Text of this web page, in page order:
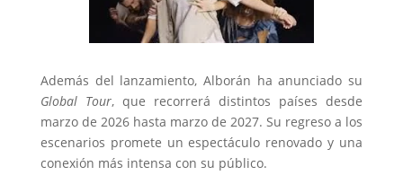
Además del lanzamiento, Alborán ha anunciado su
Global Tour, que recorrerá distintos países desde
marzo de 2026 hasta marzo de 2027. Su regreso a los
escenarios promete un espectáculo renovado y una
conexión más intensa con su público.